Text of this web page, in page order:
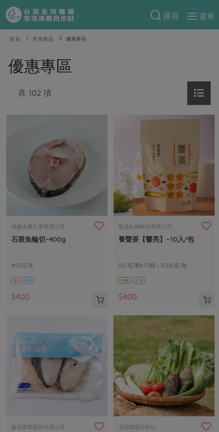
搜尋
選單
產品分類
當季蔬果
一籃菜
芽苗類
奶蛋豆・五穀
豆製品 米麵雜糧
水畜加工品
調理食材・點心
調味醬料/南北貨 烘焙
居家好物
美妝保養 個人清潔
家庭清潔 織品
圖書禮品
食譜料理
常備菜
料理方式
醬料
湯品．鍋物
飲品
主題食譜
防災用品預購圓滿結束
2026年端午節預購圓滿結束
更多預購活動
合作25-經典快閃最後一週
合作25-精選產品第三彈
更多當季產品
主婦聯盟X樂齡網特約優惠案
30%rPET紅烏龍茶
2024農業發展計畫年度報告
更多議題活動
把最好的台灣味帶回家！
主婦食堂
社內大小事
產品故事 生活提案
親子食育
廚房瑜伽
減硝酸鹽 惜食
公益金 食農教育
更多議題
生活者e週報
認識合作社
關於我們
合作社組織
員工與求才
自主把關
檢驗報告
硝酸鹽檢驗
社員權益
合作社法規
社務專區
選舉專區
重要公告
首頁 所有產品 優惠專區
優惠專區
共 102 項
御鑫水產企業有限公司
石斑魚輪切-400g
400公克
葷 冷凍
$400
集品生物科技有限公司
養聲茶【響亮】-10入/包
5公克/顆x10顆，50公克/包
全素 常溫
$400
鑫溶實業股份有限公司 主婦聯盟合作社